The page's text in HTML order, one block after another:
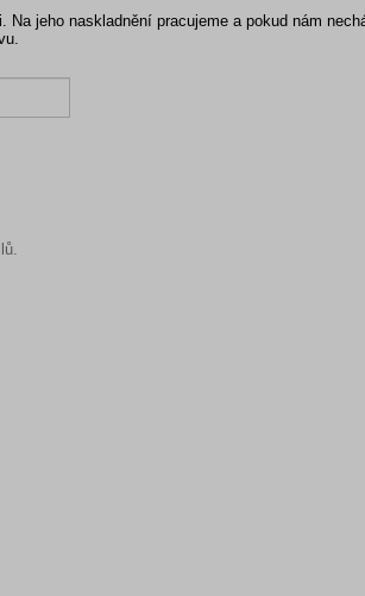
jeho naskladnění pracujeme a pokud nám